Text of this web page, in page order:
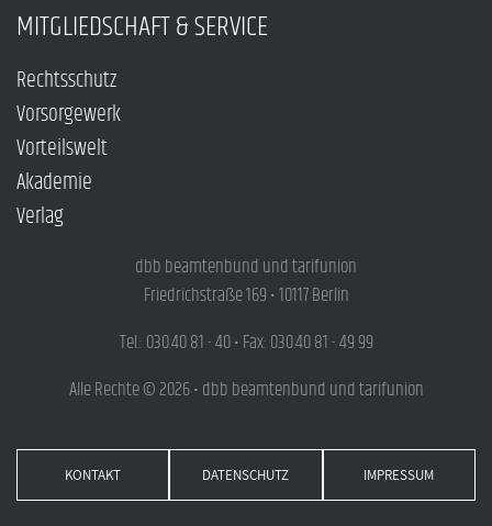
MITGLIEDSCHAFT & SERVICE
Rechtsschutz
Vorsorgewerk
Vorteilswelt
Akademie
Verlag
dbb beamtenbund und tarifunion
Friedrichstraße 169 • 10117 Berlin
Tel.: 030.40 81 - 40 • Fax: 030.40 81 - 49 99
Alle Rechte © 2026 • dbb beamtenbund und tarifunion
KONTAKT DATENSCHUTZ IMPRESSUM